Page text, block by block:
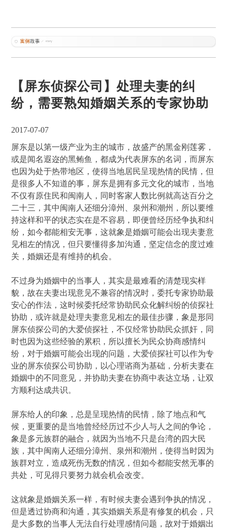
【屏东侦探公司】处理夫妻的纠
纷，需要熟知婚姻关系的专家协助
2017-07-07
屏东是以第一级产业为主的城市，故盛产的黑金刚莲雾，
或是闻名遐迩的黑鲔鱼，都成为代表屏东的名词，而屏东
也因为处于热带地区，使得当地居民呈现热情的民情，但
是很多人不知道的事，屏东是拥有多元文化的城市，当地
不仅有原住民和闽南人，同时客家人数比例就高达百分之
二十三，其中闽南人还细分漳州、泉州和潮州，所以要维
持这样和平的状态实在是不容易，即便曾经历经争执和纠
纷，如今都能相安无事，这就象是婚姻可能会出现夫妻意
见相左的情况，但只要懂得多加沟通，坚定信念的度过难
关，婚姻还是有维持的机会。
不过身为婚姻中的当事人，其实是最难看的清楚现实样
貌，故在夫妻出现意见不兼容的情况时，委托专家协助最
安心的作法，这时候委托经常协助民众化解纠纷的侦探社
协助，或许就是处理夫妻意见相左的最佳步骤，象是形同
屏东侦探公司的大爱侦探社，不仅经常协助民众抓奸，同
时也因为这些经验的累积，所以擅长为民众协商感情纠
纷，对于婚姻可能会出现的问题，大爱侦探社可以作为专
业的屏东侦探公司协助，以心理谘商为基础，分析夫妻在
婚姻中的不同意见，并协助夫妻在协商中表达立场，让双
方顺利达成共识。
屏东给人的印象，总是呈现热情的民情，除了地点和气
候，更重要的是当地曾经经历过不少人与人之间的争论，
象是多元族群的融合，就因为当地不只是台湾的四大民
族，其中闽南人还细分漳州、泉州和潮州，使得当时因为
族群对立，造成死伤无数的情况，但如今都能安然无事的
共处，可见得只要努力就会机会改变。
这就象是婚姻关系一样，有时候夫妻会遇到争执的情况，
但是透过协商和沟通，其实婚姻关系是有修复的机会，只
是大多数的当事人无法自行处理感情问题，故对于婚姻出